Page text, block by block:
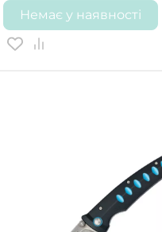
Немає у наявності